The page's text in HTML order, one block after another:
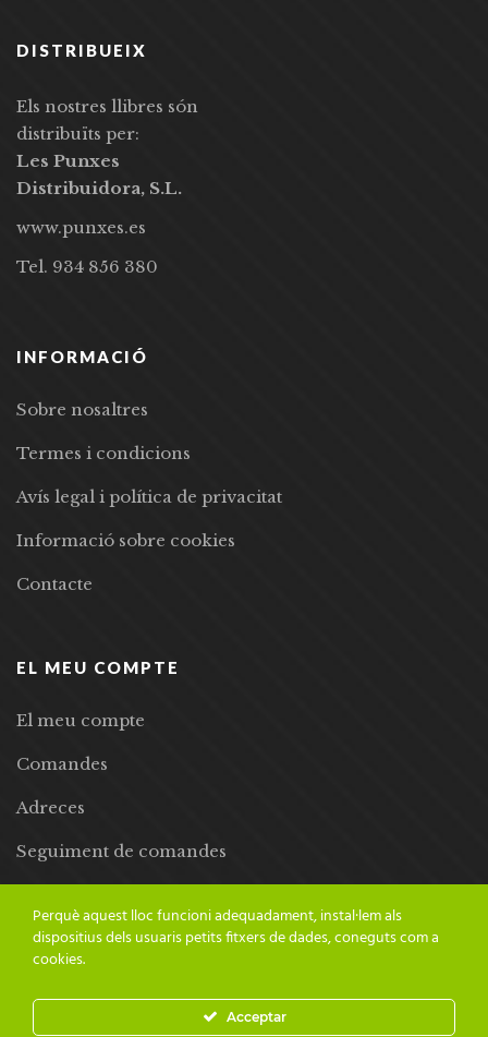
DISTRIBUEIX
Els nostres llibres són
distribuïts per:
Les Punxes
Distribuidora, S.L.
www.punxes.es
Tel. 934 856 380
INFORMACIÓ
Sobre nosaltres
Termes i condicions
Avís legal i política de privacitat
Informació sobre cookies
Contacte
EL MEU COMPTE
El meu compte
Comandes
Adreces
Seguiment de comandes
Perquè aquest lloc funcioni adequadament, instal·lem als
dispositius dels usuaris petits fitxers de dades, coneguts com a
cookies.
Acceptar